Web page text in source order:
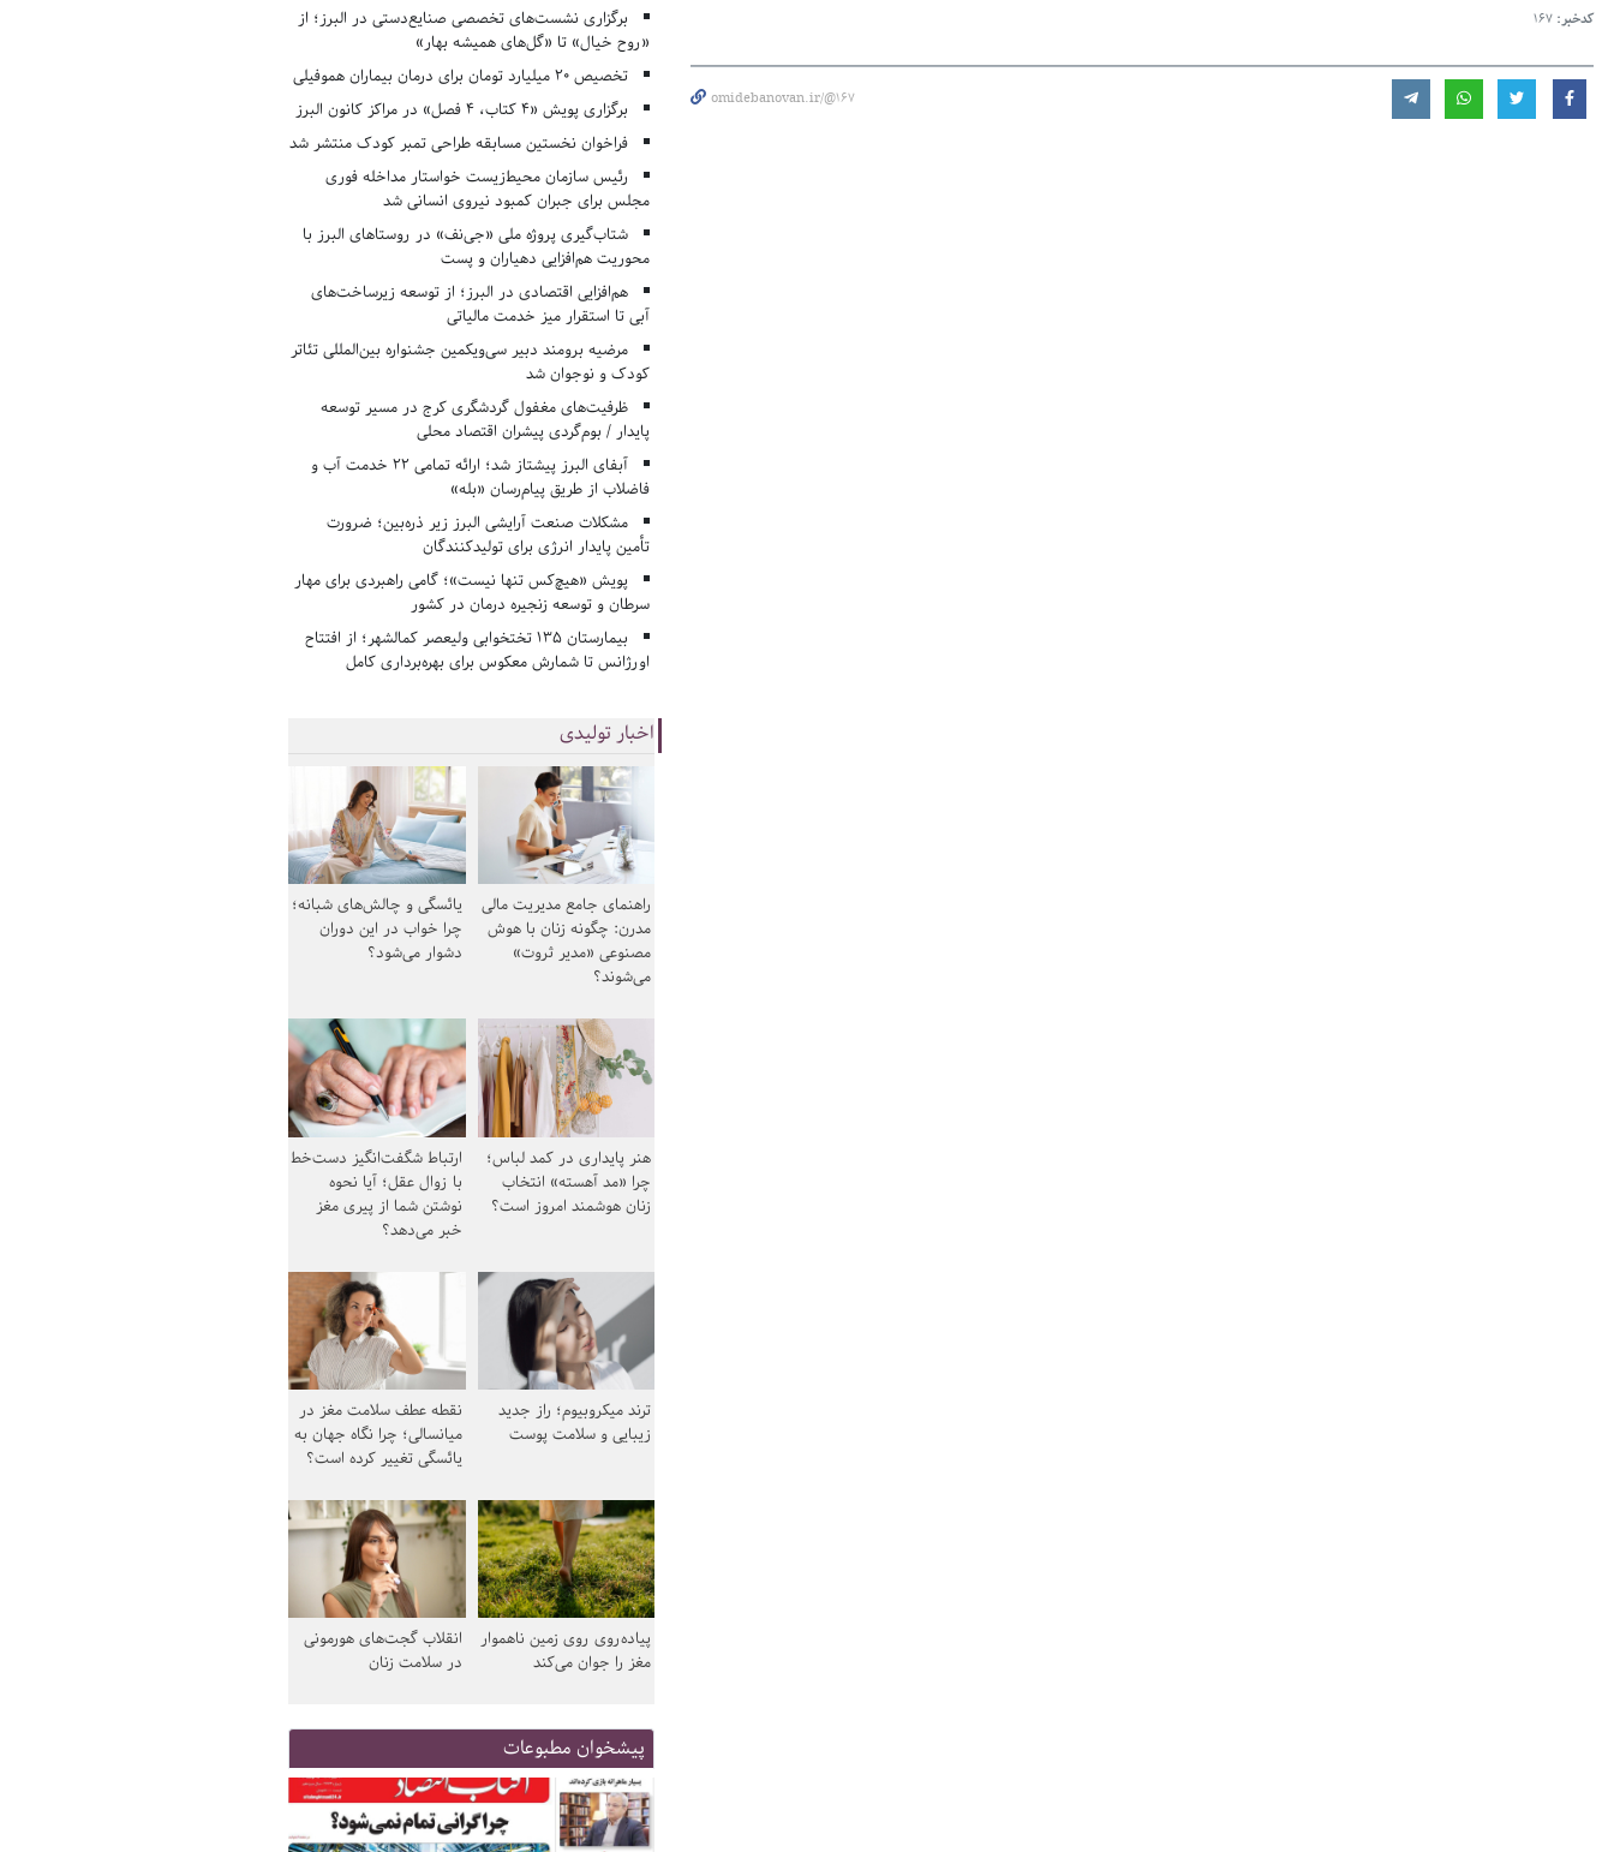
کدخبر: 167
omidebanovan.ir/@167
برگزاری نشست‌های تخصصی صنایع‌دستی در البرز؛ از
«روح خیال» تا «گل‌های همیشه بهار»
تخصیص ۲۰ میلیارد تومان برای درمان بیماران هموفیلی
برگزاری پویش «۴ کتاب، ۴ فصل» در مراکز کانون البرز
فراخوان نخستین مسابقه طراحی تمبر کودک منتشر شد
رئیس سازمان محیط‌زیست خواستار مداخله فوری
مجلس برای جبران کمبود نیروی انسانی شد
شتاب‌گیری پروژه ملی «جی‌نف» در روستاهای البرز با
محوریت هم‌افزایی دهیاران و پست
هم‌افزایی اقتصادی در البرز؛ از توسعه زیرساخت‌های
آبی تا استقرار میز خدمت مالیاتی
مرضیه برومند دبیر سی‌ویکمین جشنواره بین‌المللی تئاتر
کودک و نوجوان شد
ظرفیت‌های مغفول گردشگری کرج در مسیر توسعه
پایدار / بوم‌گردی پیشران اقتصاد محلی
آبفای البرز پیشتاز شد؛ ارائه تمامی ۲۲ خدمت آب و
فاضلاب از طریق پیام‌رسان «بله»
مشکلات صنعت آرایشی البرز زیر ذره‌بین؛ ضرورت
تأمین پایدار انرژی برای تولیدکنندگان
پویش «هیچ‌کس تنها نیست»؛ گامی راهبردی برای مهار
سرطان و توسعه زنجیره درمان در کشور
بیمارستان ۱۳۵ تختخوابی ولیعصر کمالشهر؛ از افتتاح
اورژانس تا شمارش معکوس برای بهره‌برداری کامل
اخبار تولیدی
راهنمای جامع مدیریت مالی
مدرن: چگونه زنان با هوش
مصنوعی «مدیر ثروت»
می‌شوند؟
یائسگی و چالش‌های شبانه؛
چرا خواب در این دوران
دشوار می‌شود؟
هنر پایداری در کمد لباس؛
چرا «مد آهسته» انتخاب
زنان هوشمند امروز است؟
ارتباط شگفت‌انگیز دست‌خط
با زوال عقل؛ آیا نحوه
نوشتن شما از پیری مغز
خبر می‌دهد؟
ترند میکروبیوم؛ راز جدید
زیبایی و سلامت پوست
نقطه عطف سلامت مغز در
میانسالی؛ چرا نگاه جهان به
یائسگی تغییر کرده است؟
پیاده‌روی روی زمین ناهموار
مغز را جوان می‌کند
انقلاب گجت‌های هورمونی
در سلامت زنان
پیشخوان مطبوعات